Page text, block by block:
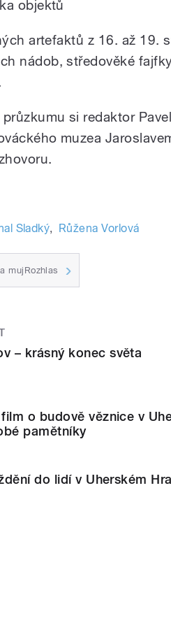
objektů
artefaktů z 16. až 19.
nádob, středověké
si redaktor
muzea
Sladký, Růžena Vorlová
mujRozhlas
– krásný konec světa
o budově věznice v
pamětníky
do lidí v Uherském